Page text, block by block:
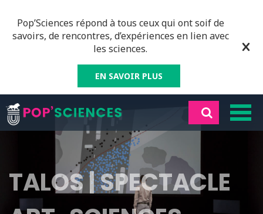
Pop’Sciences répond à tous ceux qui ont soif de
savoirs, de rencontres, d’expériences en lien avec
les sciences.
EN SAVOIR PLUS
TALOS | SPECTACLE